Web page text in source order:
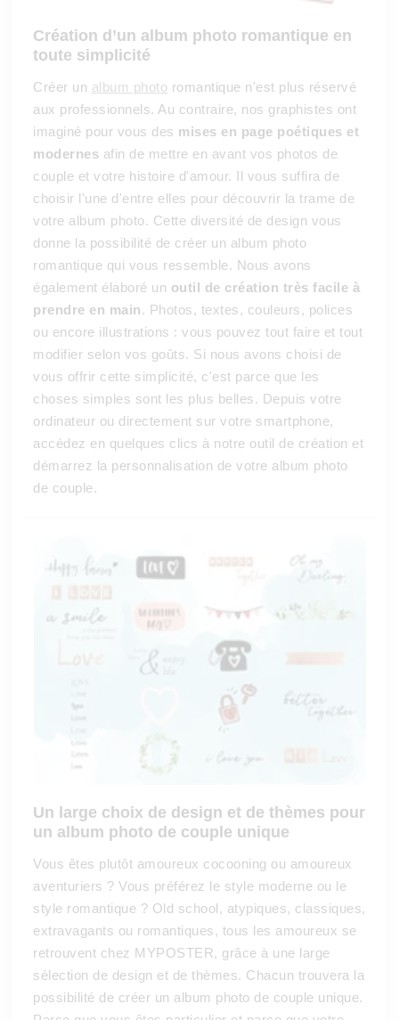
Création d’un album photo romantique en
toute simplicité
Créer un album photo romantique n'est plus réservé
aux professionnels. Au contraire, nos graphistes ont
imaginé pour vous des mises en page poétiques et
modernes afin de mettre en avant vos photos de
couple et votre histoire d'amour. Il vous suffira de
choisir l'une d'entre elles pour découvrir la trame de
votre album photo. Cette diversité de design vous
donne la possibilité de créer un album photo
romantique qui vous ressemble. Nous avons
également élaboré un outil de création très facile à
prendre en main. Photos, textes, couleurs, polices
ou encore illustrations : vous pouvez tout faire et tout
modifier selon vos goûts. Si nous avons choisi de
vous offrir cette simplicité, c'est parce que les
choses simples sont les plus belles. Depuis votre
ordinateur ou directement sur votre smartphone,
accédez en quelques clics à notre outil de création et
démarrez la personnalisation de votre album photo
de couple.
Un large choix de design et de thèmes pour
un album photo de couple unique
Vous êtes plutôt amoureux cocooning ou amoureux
aventuriers ? Vous préférez le style moderne ou le
style romantique ? Old school, atypiques, classiques,
extravagants ou romantiques, tous les amoureux se
retrouvent chez MYPOSTER, grâce à une large
sélection de design et de thèmes. Chacun trouvera la
possibilité de créer un album photo de couple unique.